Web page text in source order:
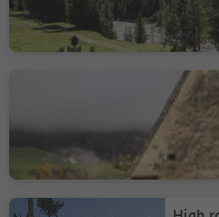
Medium
Obtížnost